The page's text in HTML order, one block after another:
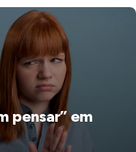
pensar” em